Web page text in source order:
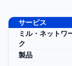
サービス
ミル・ネットワ
ク
製品